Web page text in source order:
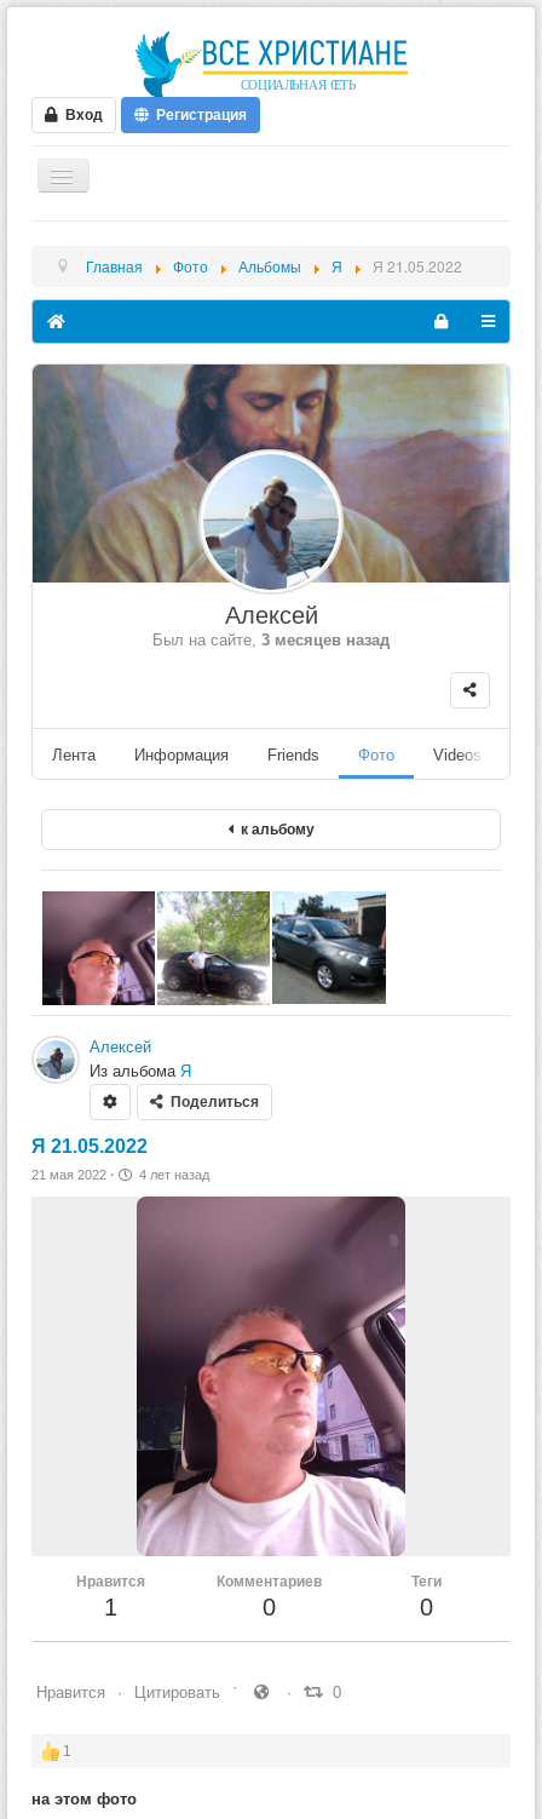
Вход Регистрация
ФОРУМ
ВИДЕО
БЛОГИ
МУЗЫКА
БИБЛИЯ
ОПРОСЫ
НОВОСТИ
Главная Фото Альбомы Я Я 21.05.2022
Алексей
Был на сайте, 3 месяцев назад
Лента Информация Friends Фото Videos
к альбому
Алексей
Из альбома Я
Поделиться
Я 21.05.2022
21 мая 2022 · 4 лет назад
Нравится
1
Комментариев
0
Теги
0
Нравится Цитировать 0
1
на этом фото